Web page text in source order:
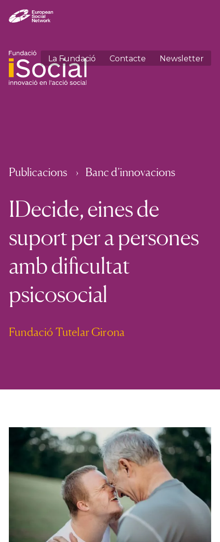
La Fundació Contacte Newsletter
Publicacions Banc d’innovacions
IDecide, eines de
suport per a persones
amb dificultat
psicosocial
Fundació Tutelar Girona